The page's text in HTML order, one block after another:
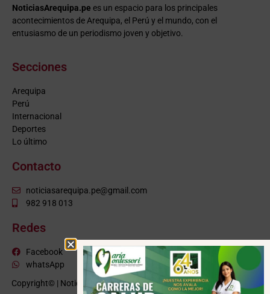
NoticiasArequipa.pe es un espacio para los principales
acontecimientos de Arequipa, el Perú y el mundo, con el
entusiasmo de un periodismo joven y objetivo.
Secciones
Arequipa
Perú
Internacional
Deportes
Lo último
Contacto
noticiasarequipa.pe@gmail.com
982 918 013
Redes
Facebook
whatsApp
Copyright© | NoticiasArequipa.pe | Grupo HBA Noticias| Todos los